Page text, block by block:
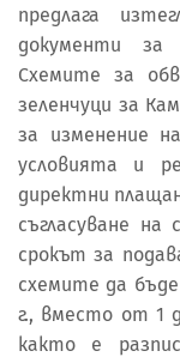
предлага
документи за
Схемите за
зеленчуци за
за изменение
условията и
директни
съгласуване
срокът за
схемите да
г., вместо от 1
както е